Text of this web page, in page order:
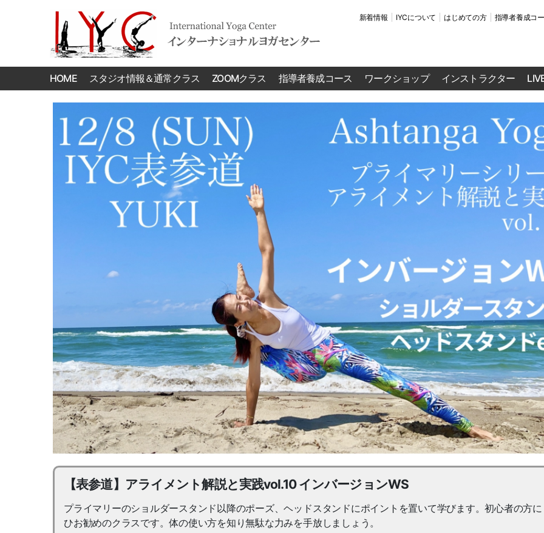
Yoga
Center
新着情報 IYCについて はじめての方 指導者養成コ
HOME スタジオ情報＆通常クラス ZOOMクラス 指導者養成コース ワークショップ インストラクター
【表参道】アライメント解説と実践vol.10 インバージョンWS
プライマリーのショルダースタンド以降のポーズ、ヘッドスタンドにポイントを置いて学びます。初心者の方
ひお勧めのクラスです。体の使い方を知り無駄な力みを手放しましょう。